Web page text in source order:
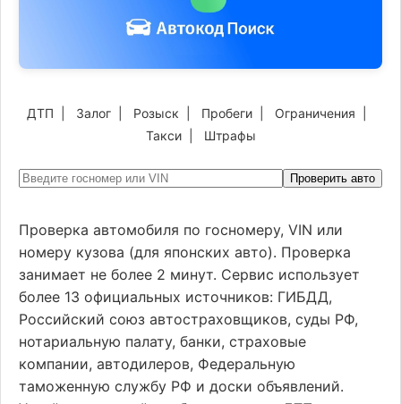
ДТП Залог Розыск Пробеги Ограничения
Такси| Штрафы
Проверить авто
Проверка автомобиля по госномеру, VIN или
номеру кузова (для японских авто). Проверка
занимает не более 2 минут. Сервис использует
более 13 официальных источников: ГИБДД,
Российский союз автостраховщиков, суды РФ,
нотариальную палату, банки, страховые
компании, автодилеров, Федеральную
таможенную службу РФ и доски объявлений.